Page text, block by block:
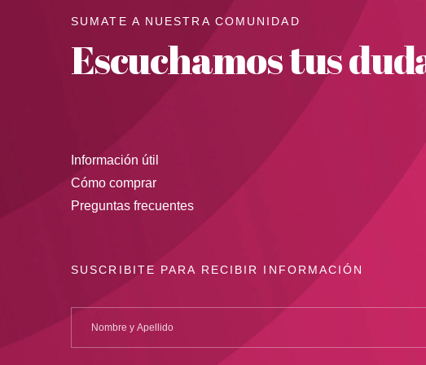
SUMATE A NUESTRA COMUNIDAD
Escuchamos tus
Información útil
Cómo comprar
Preguntas frecuentes
SUSCRIBITE PARA RECIBIR INFORMACIÓN